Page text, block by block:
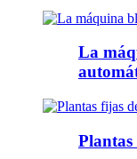
La
Plantas